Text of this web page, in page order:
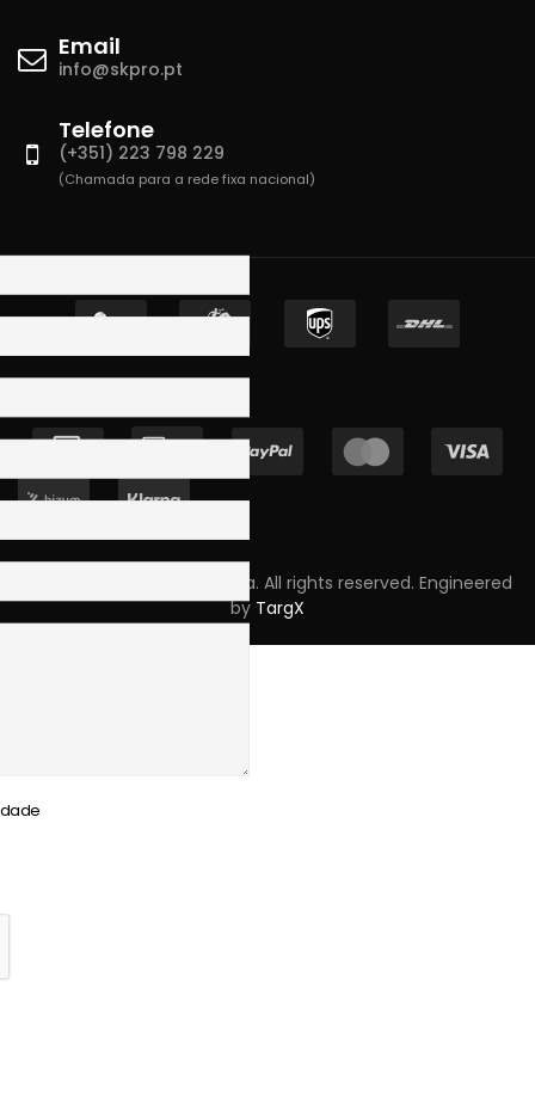
Email
info@skpro.pt
Telefone
(+351) 223 798 229
(Chamada para a rede fixa nacional)
Copyright © 2023 Skpro, Lda. All rights reserved. Engineered
by TargX